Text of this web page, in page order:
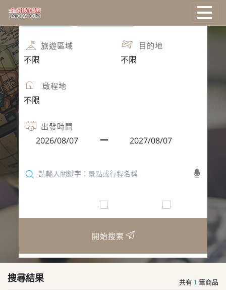
國外旅遊
國際機票
塔克旅遊
主題旅遊
郵輪旅遊
台灣旅遊
團體旅遊
旅遊區域 目的地
啟程地
出發時間
開始搜索
搜尋結果 共有 1 筆商品